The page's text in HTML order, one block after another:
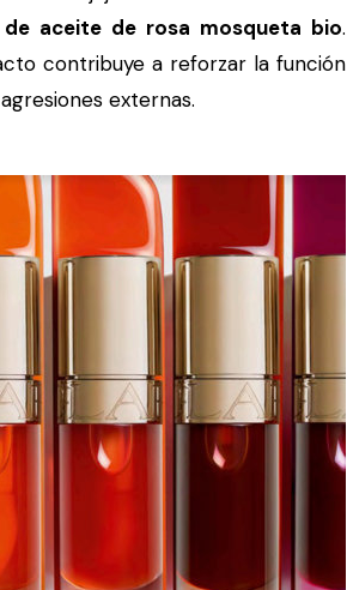
aceite de rosa mosqueta bio.
contribuye a reforzar la función
externas.